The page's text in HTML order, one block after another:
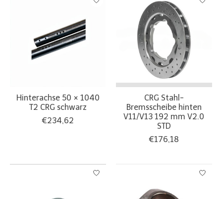
Hinterachse 50 × 1040
T2 CRG schwarz
€234,62
CRG Stahl-
Bremsscheibe hinten
V11/V13 192 mm V2.0
STD
€176,18